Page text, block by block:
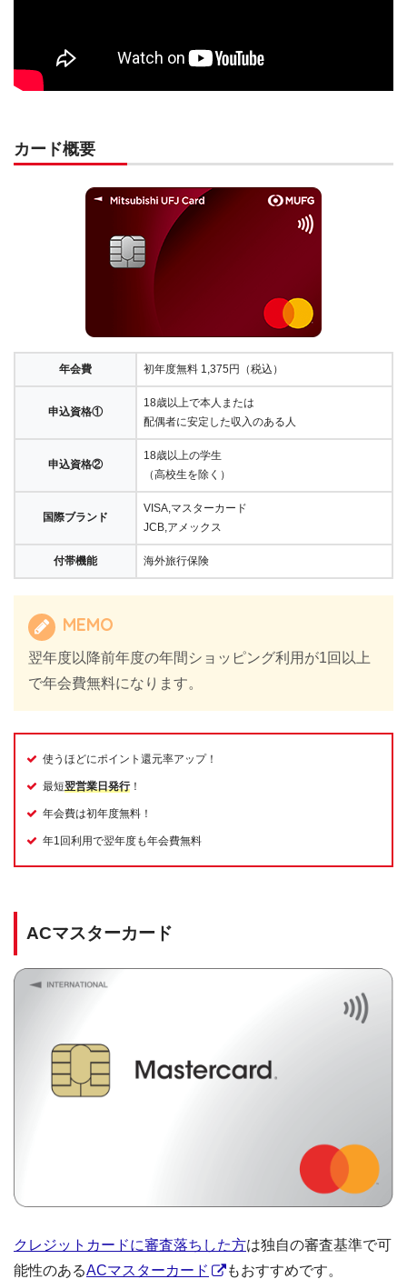
カード概要
年会費 初年度無料 1,375円（税込）
申込資格①
18歳以上で本人または
配偶者に安定した収入のある人
申込資格②
18歳以上の学生
（高校生を除く）
国際ブランド
VISA,マスターカード
JCB,アメックス
付帯機能 海外旅行保険
MEMO
翌年度以降前年度の年間ショッピング利用が1回以上
で年会費無料になります。
使うほどにポイント還元率アップ！
最短翌営業日発行！
年会費は初年度無料！
年1回利用で翌年度も年会費無料
ACマスターカード
クレジットカードに審査落ちした方は独自の審査基準で可
能性のあるACマスターカード もおすすめです。